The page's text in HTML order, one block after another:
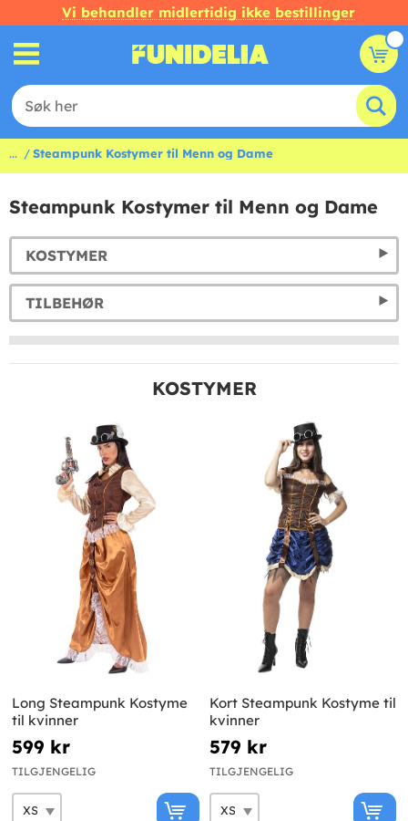
Vi behandler midlertidig ikke bestillinger
... Steampunk Kostymer til Menn og Dame
Steampunk Kostymer til Menn og Dame
KOSTYMER
TILBEHØR
KOSTYMER
Long Steampunk Kostyme
til kvinner
599 kr
TILGJENGELIG
Kort Steampunk Kostyme til
kvinner
579 kr
TILGJENGELIG